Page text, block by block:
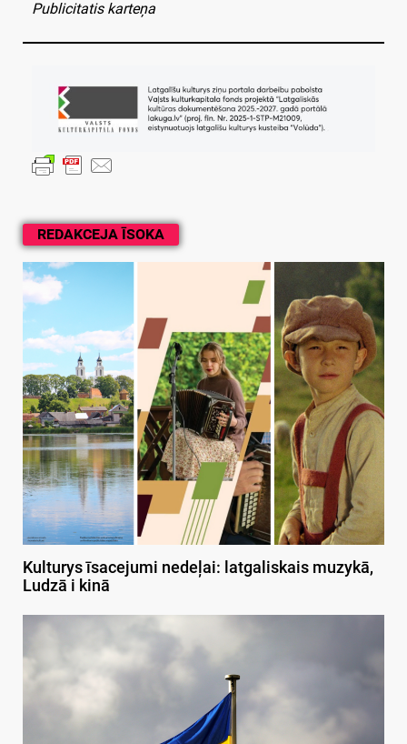
REDAKCEJA ĪSOKA
Kulturys īsacejumi nedeļai: latgaliskais muzykā,
Ludzā i kinā
Publicitatis karteņa